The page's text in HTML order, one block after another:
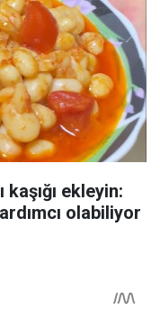
ekleyin:
olabiliyor